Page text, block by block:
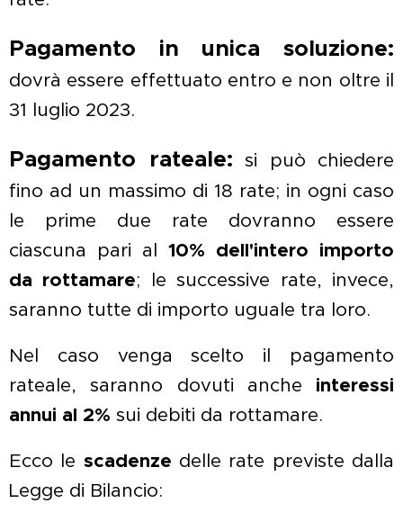
Pagamento in unica soluzione:
dovrà essere effettuato entro e non oltre il
31 luglio 2023.
Pagamento rateale: si può chiedere
fino ad un massimo di 18 rate; in ogni caso
le prime due rate dovranno essere
ciascuna pari al 10% dell'intero importo
da rottamare; le successive rate, invece,
saranno tutte di importo uguale tra loro.
Nel caso venga scelto il pagamento
rateale, saranno dovuti anche interessi
annui al 2% sui debiti da rottamare.
Ecco le scadenze delle rate previste dalla
Legge di Bilancio: